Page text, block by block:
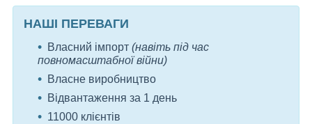
НАШІ ПЕРЕВАГИ
Власний імпорт (навіть під час
повномасштабної війни)
Власне виробництво
Відвантаження за 1 день
11000 клієнтів